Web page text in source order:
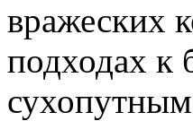
вражеских
подходах к